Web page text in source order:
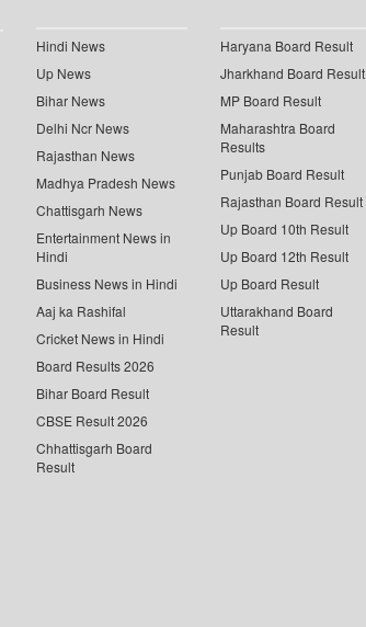
Hindi News
Up News
Bihar News
Delhi Ncr News
Rajasthan News
Madhya Pradesh News
Chattisgarh News
Entertainment News in
Hindi
Business News in Hindi
Aaj ka Rashifal
Cricket News in Hindi
Board Results 2026
Bihar Board Result
CBSE Result 2026
Chhattisgarh Board
Result
Haryana Board Result
Jharkhand Board Result
MP Board Result
Maharashtra Board
Results
Punjab Board Result
Rajasthan Board Result
Up Board 10th Result
Up Board 12th Result
Up Board Result
Uttarakhand Board
Result